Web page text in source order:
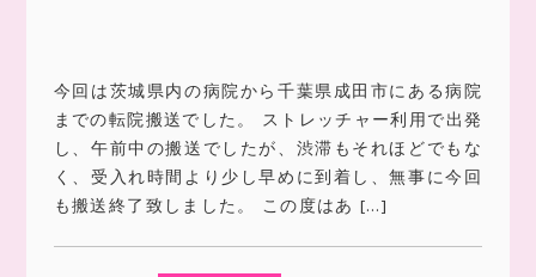
今回は茨城県内の病院から千葉県成田市にある病院
までの転院搬送でした。 ストレッチャー利用で出発
し、午前中の搬送でしたが、渋滞もそれほどでもな
く、受入れ時間より少し早めに到着し、無事に今回
も搬送終了致しました。 この度はあ […]